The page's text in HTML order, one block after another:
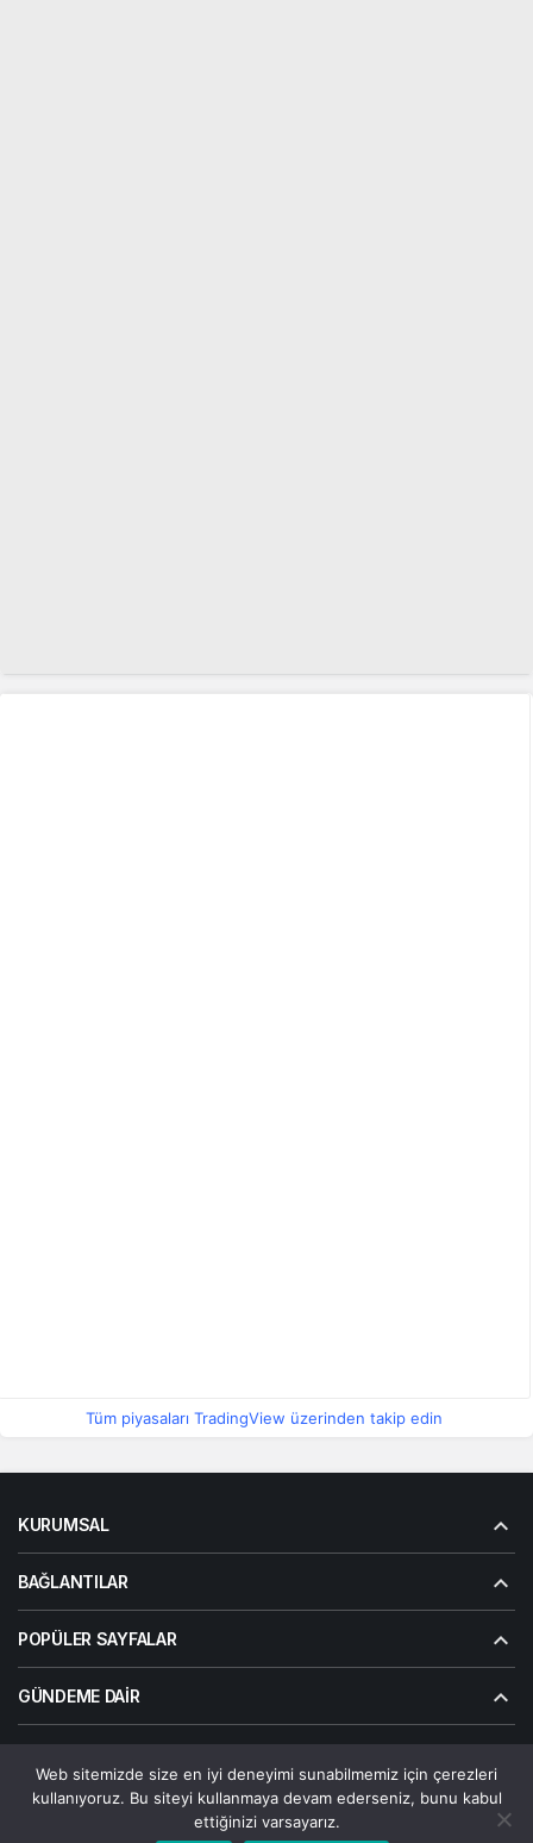
Tüm piyasaları TradingView üzerinden takip edin
KURUMSAL
BAĞLANTILAR
POPÜLER SAYFALAR
GÜNDEME DAIR
© Telif Hakkı 2026, Tüm Hakları Saklıdır | Alanalp İnternet
Çözümler
Gizlilik Politikası Hakkımızda
Web sitemizde size en iyi deneyimi sunabilmemiz için çerezleri
kullanıyoruz. Bu siteyi kullanmaya devam ederseniz, bunu kabul
ettiğinizi varsayarız.